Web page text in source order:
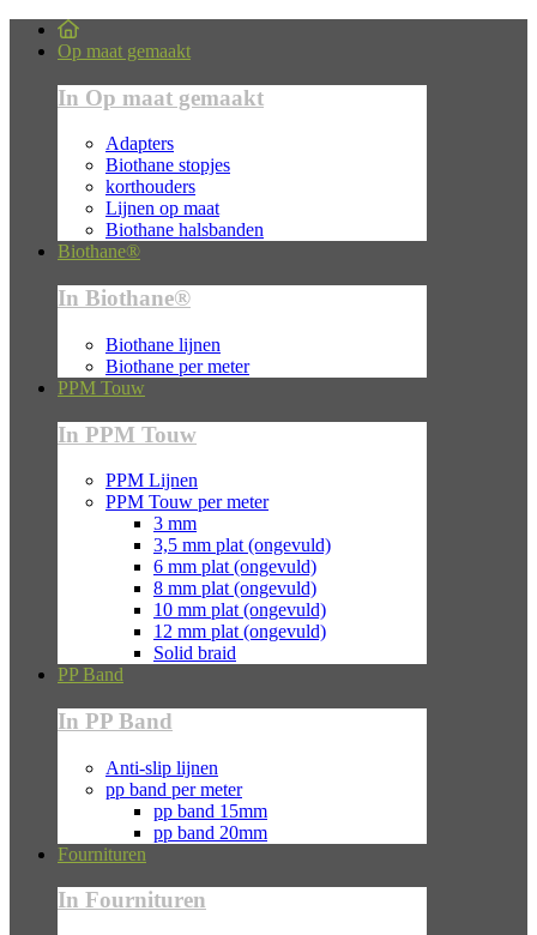
Op maat gemaakt
In Op maat gemaakt
Adapters
Biothane stopjes
korthouders
Lijnen op maat
Biothane halsbanden
Biothane®
In Biothane®
Biothane lijnen
Biothane per meter
PPM Touw
In PPM Touw
PPM Lijnen
PPM Touw per meter
3 mm
3,5 mm plat (ongevuld)
6 mm plat (ongevuld)
8 mm plat (ongevuld)
10 mm plat (ongevuld)
12 mm plat (ongevuld)
Solid braid
PP Band
In PP Band
Anti-slip lijnen
pp band per meter
pp band 15mm
pp band 20mm
Fournituren
In Fournituren